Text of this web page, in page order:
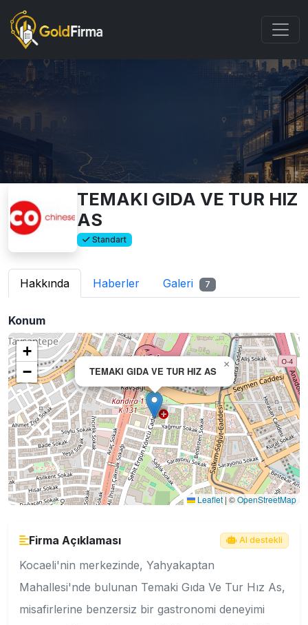
TEMAKI GIDA VE TUR HIZ
AS
Standart
Hakkında Haberler Galeri 7
Konum
TEMAKI GIDA VE TUR HIZ AS
×
+
−
Leaflet | ©OpenStreetMap
Firma Açıklaması AI destekli
Kocaeli'nin merkezinde, Yahyakaptan
Mahallesi'nde bulunan Temaki Gıda Ve Tur Hız As,
misafirlerine benzersiz bir gastronomi deneyimi